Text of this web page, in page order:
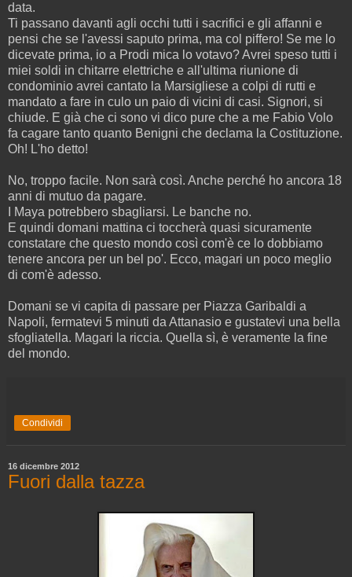
data.
Ti passano davanti agli occhi tutti i sacrifici e gli affanni e
pensi che se l'avessi saputo prima, ma col piffero! Se me lo
dicevate prima, io a Prodi mica lo votavo? Avrei speso tutti i
miei soldi in chitarre elettriche e all'ultima riunione di
condominio avrei cantato la Marsigliese a colpi di rutti e
mandato a fare in culo un paio di vicini di casi. Signori, si
chiude. E già che ci sono vi dico pure che a me Fabio Volo
fa cagare tanto quanto Benigni che declama la Costituzione.
Oh! L'ho detto!
No, troppo facile. Non sarà così. Anche perché ho ancora 18
anni di mutuo da pagare.
I Maya potrebbero sbagliarsi. Le banche no.
E quindi domani mattina ci toccherà quasi sicuramente
constatare che questo mondo così com'è ce lo dobbiamo
tenere ancora per un bel po'. Ecco, magari un poco meglio
di com'è adesso.
Domani se vi capita di passare per Piazza Garibaldi a
Napoli, fermatevi 5 minuti da Attanasio e gustatevi una bella
sfogliatella. Magari la riccia. Quella sì, è veramente la fine
del mondo.
Condividi
16 dicembre 2012
Fuori dalla tazza